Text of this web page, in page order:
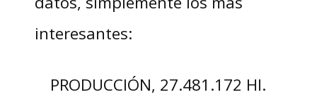
interesantes:
PRODUCCIÓN, 27.481.172 Hl.